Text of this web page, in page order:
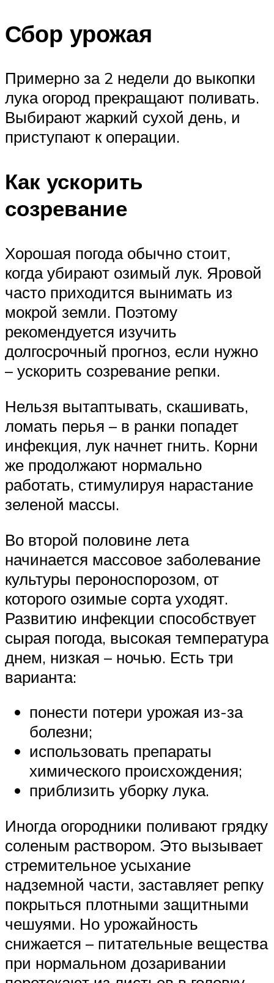
Сбор урожая
Примерно за 2 недели до выкопки
лука огород прекращают поливать.
Выбирают жаркий сухой день, и
приступают к операции.
Как ускорить
созревание
Хорошая погода обычно стоит,
когда убирают озимый лук. Яровой
часто приходится вынимать из
мокрой земли. Поэтому
рекомендуется изучить
долгосрочный прогноз, если нужно
– ускорить созревание репки.
Нельзя вытаптывать, скашивать,
ломать перья – в ранки попадет
инфекция, лук начнет гнить. Корни
же продолжают нормально
работать, стимулируя нарастание
зеленой массы.
Во второй половине лета
начинается массовое заболевание
культуры пероноспорозом, от
которого озимые сорта уходят.
Развитию инфекции способствует
сырая погода, высокая температура
днем, низкая – ночью. Есть три
варианта:
понести потери урожая из-за
болезни;
использовать препараты
химического происхождения;
приблизить уборку лука.
Иногда огородники поливают грядку
соленым раствором. Это вызывает
стремительное усыхание
надземной части, заставляет репку
покрыться плотными защитными
чешуями. Но урожайность
снижается – питательные вещества
при нормальном дозаривании